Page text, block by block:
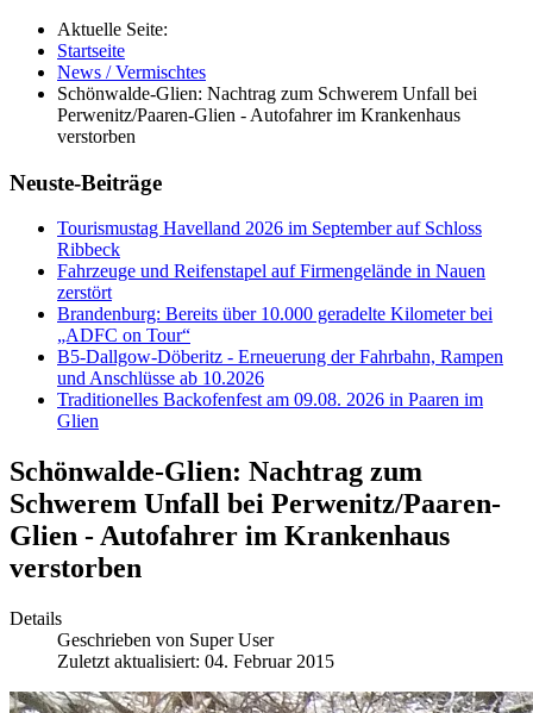
Aktuelle Seite:
Startseite
News / Vermischtes
Schönwalde-Glien: Nachtrag zum Schwerem Unfall bei
Perwenitz/Paaren-Glien - Autofahrer im Krankenhaus
verstorben
Neuste-Beiträge
Tourismustag Havelland 2026 im September auf Schloss
Ribbeck
Fahrzeuge und Reifenstapel auf Firmengelände in Nauen
zerstört
Brandenburg: Bereits über 10.000 geradelte Kilometer bei
„ADFC on Tour“
B5-Dallgow-Döberitz - Erneuerung der Fahrbahn, Rampen
und Anschlüsse ab 10.2026
Traditionelles Backofenfest am 09.08. 2026 in Paaren im
Glien
Schönwalde-Glien: Nachtrag zum
Schwerem Unfall bei Perwenitz/Paaren-
Glien - Autofahrer im Krankenhaus
verstorben
Details
Geschrieben von Super User
Zuletzt aktualisiert: 04. Februar 2015